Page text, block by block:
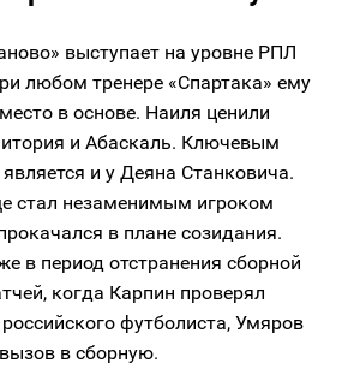
выступает на уровне РПЛ
любом тренере «Спартака» ему
в основе. Наиля ценили
и Абаскаль. Ключевым
и у Деяна Станковича.
стал незаменимым игроком
в плане созидания.
в период отстранения сборной
когда Карпин проверял
футболиста, Умяров
в сборную.